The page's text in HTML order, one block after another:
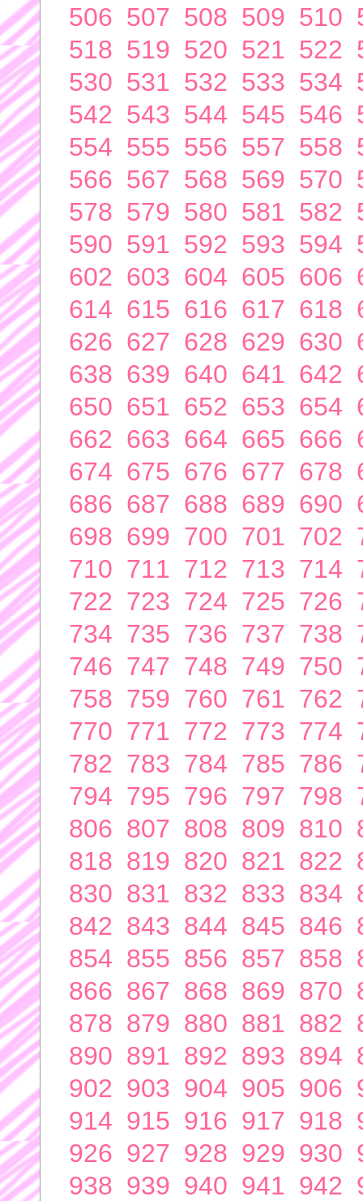
506 507 508 509 510
518 519 520 521 522
530 531 532 533 534
542 543 544 545 546
554 555 556 557 558
566 567 568 569 570
578 579 580 581 582
590 591 592 593 594
602 603 604 605 606
614 615 616 617 618
626 627 628 629 630
638 639 640 641 642
650 651 652 653 654
662 663 664 665 666
674 675 676 677 678
686 687 688 689 690
698 699 700 701 702
710 711 712 713 714
722 723 724 725 726
734 735 736 737 738
746 747 748 749 750
758 759 760 761 762
770 771 772 773 774
782 783 784 785 786
794 795 796 797 798
806 807 808 809 810
818 819 820 821 822
830 831 832 833 834
842 843 844 845 846
854 855 856 857 858
866 867 868 869 870
878 879 880 881 882
890 891 892 893 894
902 903 904 905 906
914 915 916 917 918
926 927 928 929 930
938 939 940 941 942